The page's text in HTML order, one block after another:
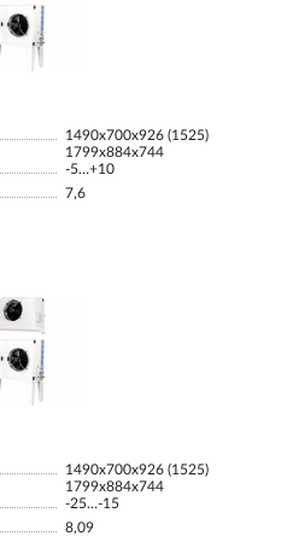
1490х700х926 (1525)
1799х884х744
-5…+10
7,6
1490х700х926 (1525)
1799х884х744
-25…-15
8,09